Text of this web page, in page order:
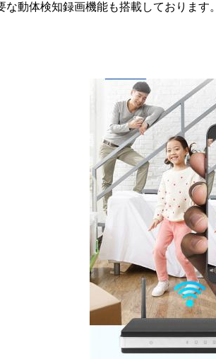
動体検知録画機能も搭載しております。